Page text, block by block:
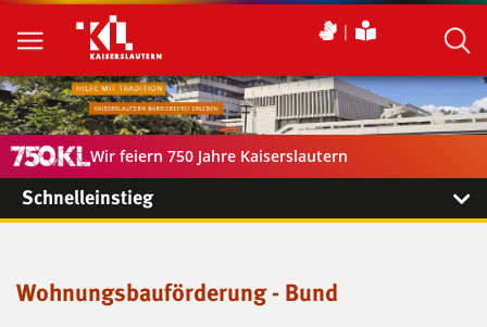
Wir feiern 750 Jahre Kaiserslautern
Schnelleinstieg
Wohnungsbauförderung - Bund